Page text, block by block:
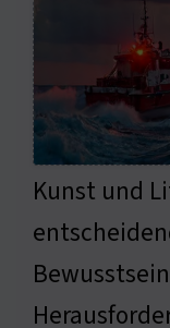
Kunst und